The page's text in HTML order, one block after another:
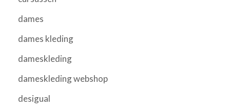
dames
dames kleding
dameskleding
dameskleding webshop
desigual